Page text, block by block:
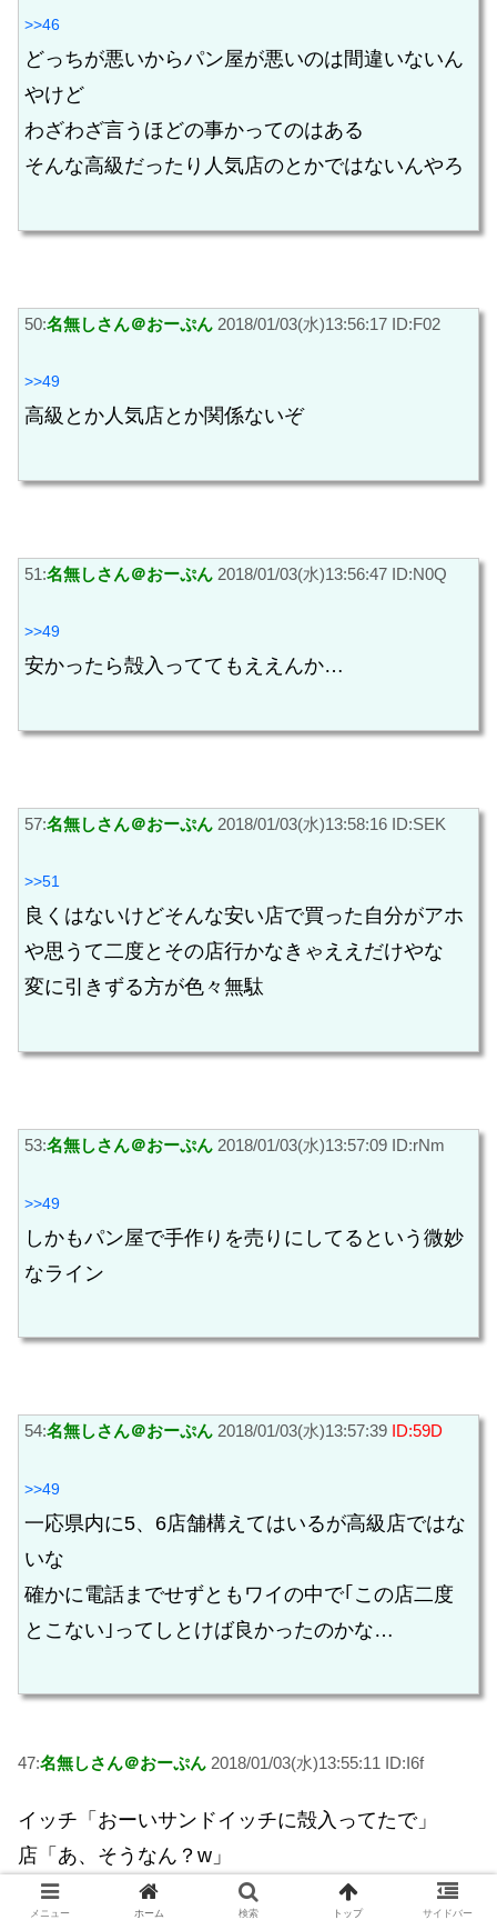
>>46
どっちが悪いからパン屋が悪いのは間違いないん
やけど
わざわざ言うほどの事かってのはある
そんな高級だったり人気店のとかではないんやろ
50:名無しさん＠おーぷん 2018/01/03(水)13:56:17 ID:F02
>>49
高級とか人気店とか関係ないぞ
51:名無しさん＠おーぷん 2018/01/03(水)13:56:47 ID:N0Q
>>49
安かったら殻入っててもええんか…
57:名無しさん＠おーぷん 2018/01/03(水)13:58:16 ID:SEK
>>51
良くはないけどそんな安い店で買った自分がアホ
や思うて二度とその店行かなきゃええだけやな
変に引きずる方が色々無駄
53:名無しさん＠おーぷん 2018/01/03(水)13:57:09 ID:rNm
>>49
しかもパン屋で手作りを売りにしてるという微妙
なライン
54:名無しさん＠おーぷん 2018/01/03(水)13:57:39 ID:59D
>>49
一応県内に5、6店舗構えてはいるが高級店ではな
いな
確かに電話までせずともワイの中で｢この店二度
とこない｣ってしとけば良かったのかな…
47:名無しさん＠おーぷん 2018/01/03(水)13:55:11 ID:I6f
イッチ「おーいサンドイッチに殻入ってたで」
店「あ、そうなん？w」
イッチ「(すまんなくらい言えや…)」
メニュー ホーム 検索 トップ サイドバー